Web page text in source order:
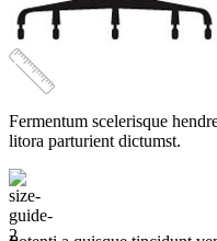
Fermentum scelerisque
litora parturient dictumst.